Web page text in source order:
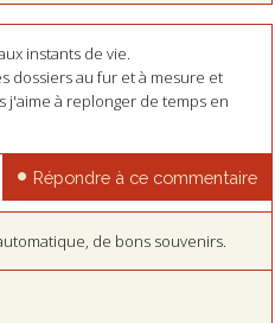
instants de vie.
dossiers au fur et à mesure et
j'aime à replonger de temps en
Répondre à ce commentaire
de bons souvenirs.